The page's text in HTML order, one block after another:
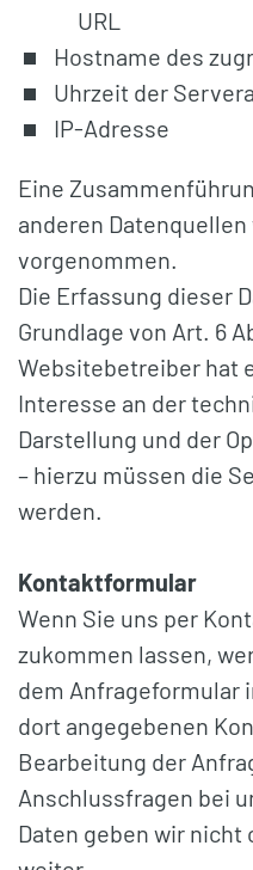
URL
Hostname des
Uhrzeit der
IP-Adresse
Eine
anderen
vorgenommen.
Die Erfassung dieser
Grundlage von Art. 6
Websitebetreiber hat
Interesse an der
Darstellung und der
– hierzu müssen die
werden.
Kontaktformular
Wenn Sie uns per
zukommen lassen,
dem Anfrageformular
dort angegebenen
Bearbeitung der
Anschlussfragen bei
Daten geben wir nicht